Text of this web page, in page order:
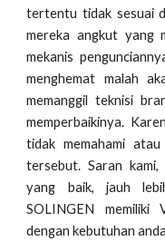
tertentu tidak sesuai
mereka angkut yang
mekanis
menghemat malah
memanggil teknisi
memperbaikinya.
tidak memahami
tersebut. Saran
yang baik, jauh
SOLINGEN memiliki
dengan kebutuhan